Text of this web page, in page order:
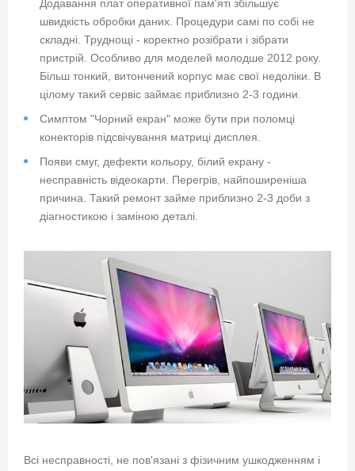
Додавання плат оперативної пам'яті збільшує
швидкість обробки даних. Процедури самі по собі не
складні. Труднощі - коректно розібрати і зібрати
пристрій. Особливо для моделей молодше 2012 року.
Більш тонкий, витончений корпус має свої недоліки. В
цілому такий сервіс займає приблизно 2-3 години.
Симптом "Чорний екран" може бути при поломці
конекторів підсвічування матриці дисплея.
Появи смуг, дефекти кольору, білий екрану -
несправність відеокарти. Перегрів, найпоширеніша
причина. Такий ремонт займе приблизно 2-3 доби з
діагностикою і заміною деталі.
Всі несправності, не пов'язані з фізичним ушкодженням і